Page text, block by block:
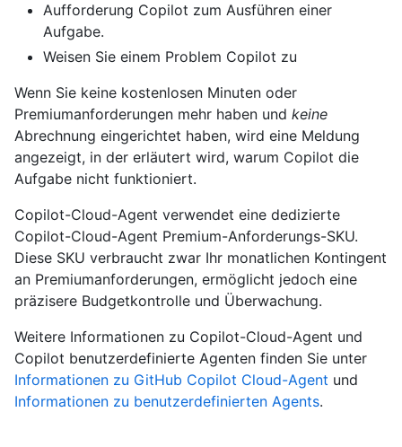
Aufforderung Copilot zum Ausführen einer
Aufgabe.
Weisen Sie einem Problem Copilot zu
Wenn Sie keine kostenlosen Minuten oder
Premiumanforderungen mehr haben und keine
Abrechnung eingerichtet haben, wird eine Meldung
angezeigt, in der erläutert wird, warum Copilot die
Aufgabe nicht funktioniert.
Copilot-Cloud-Agent verwendet eine dedizierte
Copilot-Cloud-Agent Premium-Anforderungs-SKU.
Diese SKU verbraucht zwar Ihr monatlichen Kontingent
an Premiumanforderungen, ermöglicht jedoch eine
präzisere Budgetkontrolle und Überwachung.
Weitere Informationen zu Copilot-Cloud-Agent und
Copilot benutzerdefinierte Agenten finden Sie unter
Informationen zu GitHub Copilot Cloud-Agent und
Informationen zu benutzerdefinierten Agents.